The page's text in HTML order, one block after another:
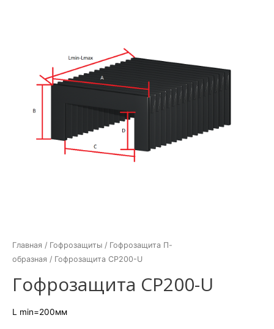
Главная / Гофрозащиты / Гофрозащита П-
образная / Гофрозащита CP200-U
Гофрозащита CP200-U
L min=200мм